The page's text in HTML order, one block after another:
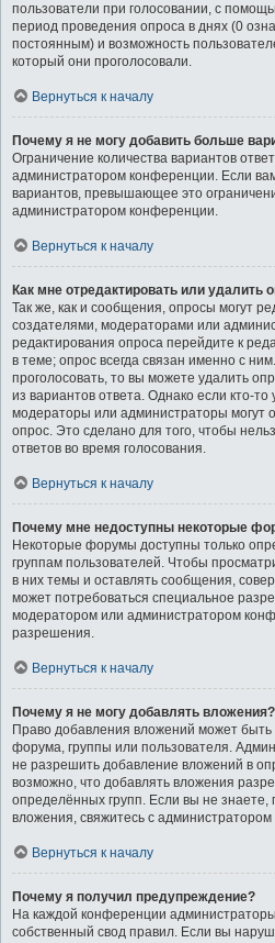
пользователи при голосовании, с
период проведения опроса в днях (0
постоянным) и возможность
который они проголосовали.
Вернуться к началу
Почему я не могу добавить больше
Ограничение количества вариантов
администратором конференции. Если
вариантов, превышающее это
администратором конференции.
Вернуться к началу
Как мне отредактировать или удалить
Так же, как и сообщения, опросы могут
создателями, модераторами или
редактирования опроса перейдите к
в теме; опрос всегда связан именно с
проголосовать, то вы можете удалить
из вариантов ответа. Однако если кто-то
модераторы или администраторы могут
опрос. Это сделано для того, чтобы
ответов во время голосования.
Вернуться к началу
Почему мне недоступны некоторые
Некоторые форумы доступны только
группам пользователей. Чтобы
в них темы и оставлять сообщения,
может потребоваться специальное
модератором или администратором
разрешения.
Вернуться к началу
Почему я не могу добавлять вложения?
Право добавления вложений может быть
форума, группы или пользователя.
не разрешить добавление вложений в
возможно, что добавлять вложения
определённых групп. Если вы не
вложения, свяжитесь с
Вернуться к началу
Почему я получил предупреждение?
На каждой конференции
собственный свод правил. Если вы